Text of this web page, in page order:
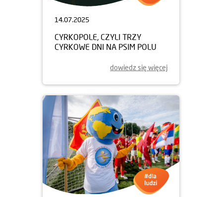
14.07.2025
CYRKOPOLE, CZYLI TRZY
CYRKOWE DNI NA PSIM POLU
dowiedz się więcej